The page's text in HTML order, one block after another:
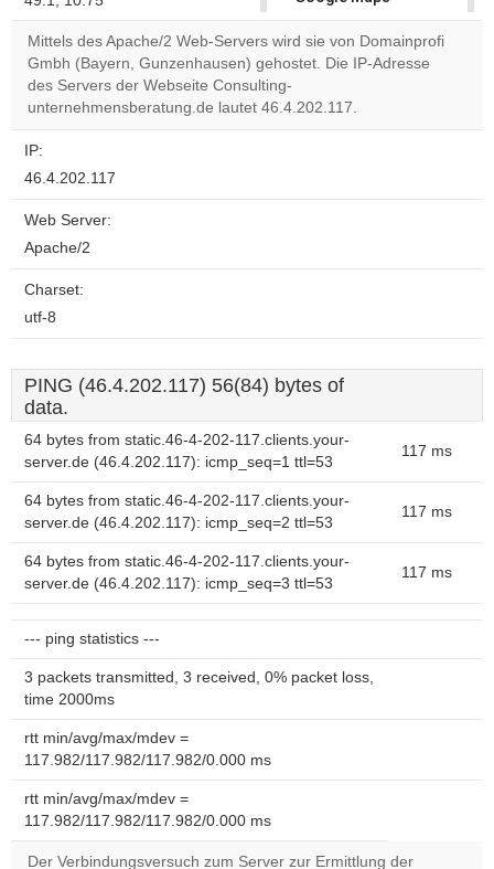
correctly.
Do you
website?
Mittels des Apache/2 Web-Servers wird sie von Domainprofi
Gmbh (Bayern, Gunzenhausen) gehostet. Die IP-Adresse
des Servers der Webseite Consulting-
unternehmensberatung.de lautet 46.4.202.117.
IP:
46.4.202.117
Web Server:
Apache/2
Charset:
utf-8
PING (46.4.202.117) 56(84) bytes of
data.
64 bytes from static.46-4-202-117.clients.your-
server.de (46.4.202.117): icmp_seq=1 ttl=53
117 ms
64 bytes from static.46-4-202-117.clients.your-
server.de (46.4.202.117): icmp_seq=2 ttl=53
117 ms
64 bytes from static.46-4-202-117.clients.your-
server.de (46.4.202.117): icmp_seq=3 ttl=53
117 ms
--- ping statistics ---
3 packets transmitted, 3 received, 0% packet loss,
time 2000ms
rtt min/avg/max/mdev =
117.982/117.982/117.982/0.000 ms
rtt min/avg/max/mdev =
117.982/117.982/117.982/0.000 ms
Der Verbindungsversuch zum Server zur Ermittlung der